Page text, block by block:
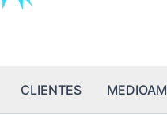
CLIENTES